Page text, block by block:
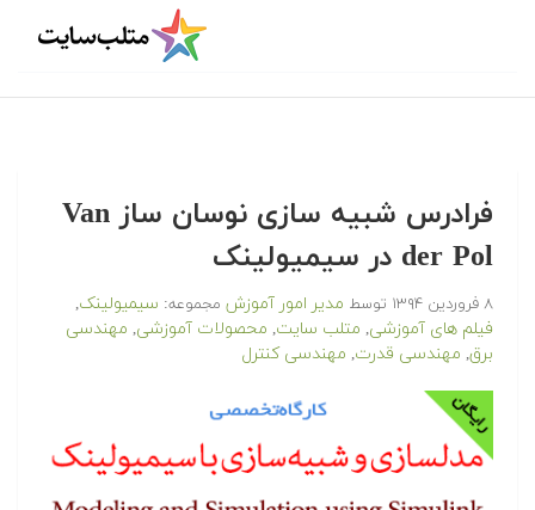
فرادرس شبیه سازی نوسان ساز Van
der Pol در سیمیولینک
۸ فروردین ۱۳۹۴ توسط مدیر امور آموزش مجموعه: سیمیولینک,
فیلم های آموزشی, متلب سایت, محصولات آموزشی, مهندسی
برق, مهندسی قدرت, مهندسی کنترل